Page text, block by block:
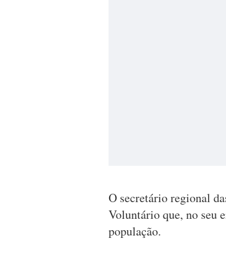
O secretário regional
Voluntário que, no seu
população.